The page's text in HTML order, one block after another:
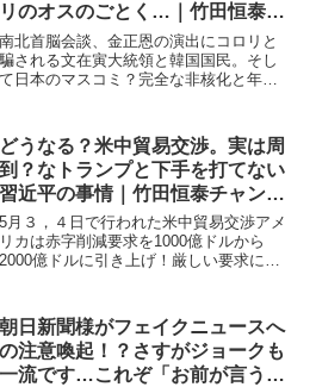
リのオスのごとく…｜竹田恒泰チ
ャンネル
南北首脳会談、金正恩の演出にコロリと
騙される文在寅大統領と韓国国民。そし
て日本のマスコミ？完全な非核化と年内
鮮とアメリカであり、韓国を使いとして
アメリカを交渉の場に引き...
どうなる？米中貿易交渉。実は周
到？なトランプと下手を打てない
習近平の事情｜竹田恒泰チャンネ
ル
5月３，４日で行われた米中貿易交渉アメ
リカは赤字削減要求を1000億ドルから
2000億ドルに引き上げ！厳しい要求に、
------------------------...
朝日新聞様がフェイクニュースへ
の注意喚起！？さすがジョークも
一流です…これぞ「お前が言う